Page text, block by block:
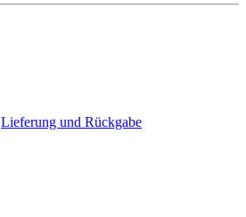
Lieferung und Rückgabe